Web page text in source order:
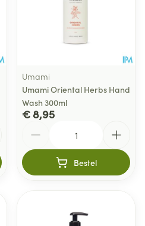
Umami
Umami Oriental Herbs Hand
Wash 300ml
€ 8,95
Bestel